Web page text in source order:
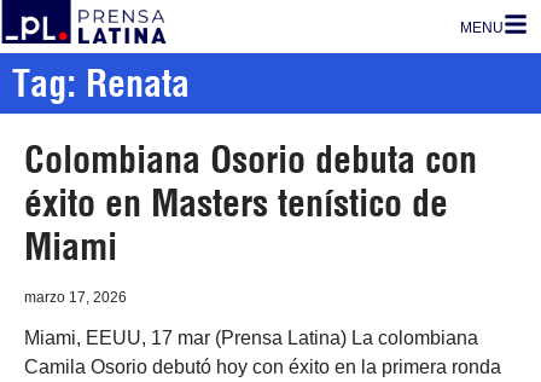
MENU
Tag: Renata
Colombiana Osorio debuta con
éxito en Masters tenístico de
Miami
marzo 17, 2026
Miami, EEUU, 17 mar (Prensa Latina) La colombiana
Camila Osorio debutó hoy con éxito en la primera ronda